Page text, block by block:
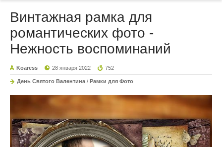
Винтажная рамка для
романтических фото -
Нежность воспоминаний
Koaress 28 января 2022 752
День Святого Валентина / Рамки для Фото